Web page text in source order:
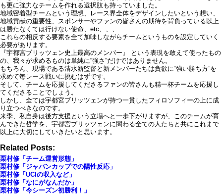
も更に強力なチームを作れる選択肢も持っていました。
地域密着型チームという理想、レース界全体をデザインしたいという想い、
地域貢献の重要性、スポンサーやファンの皆さんの期待を背負っている以上
は勝たなくては行けない使命、etc、、、
これらの相反する要素を全て加味しながらチームというものを設定していく
必要があります。
『宇都宮ブリッツェン史上最高のメンバー』 という表現を敢えて使ったもの
の、我々が求めるものは単純に“強さ”だけではありません。
もちろん、現場である清水新監督と新メンバーたちは貪欲に“強い勝ち方”を
求めて毎レース戦いに挑むはずです。
そして、チームを応援してくださるファンの皆さんも精一杯チームを応援し
てくださることでしょう。
しかし、全ては宇都宮ブリッツェンが持つ一貫したフィロソフィーの上に成
り立つべきなのです。
来季、私自身は後方支援という立場へと一歩下がりますが、このチームが育
んできた哲学を、宇都宮ブリッツェンに関わる全ての人たちと共にこれまで
以上に大切にしていきたいと思います。
Related Posts:
栗村修「チーム運営形態」
栗村修「ジャパンカップでの陽性反応」
栗村修「UCIの収入など」
栗村修「なにがなんだか」
栗村修「今シーズン初勝利！」